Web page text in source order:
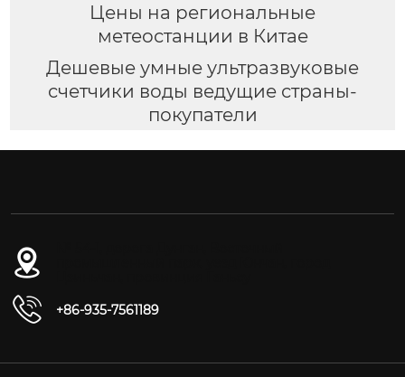
Цены на региональные
метеостанции в Китае
Дешевые умные ультразвуковые
счетчики воды ведущие страны-
покупатели
+86-935-7561189